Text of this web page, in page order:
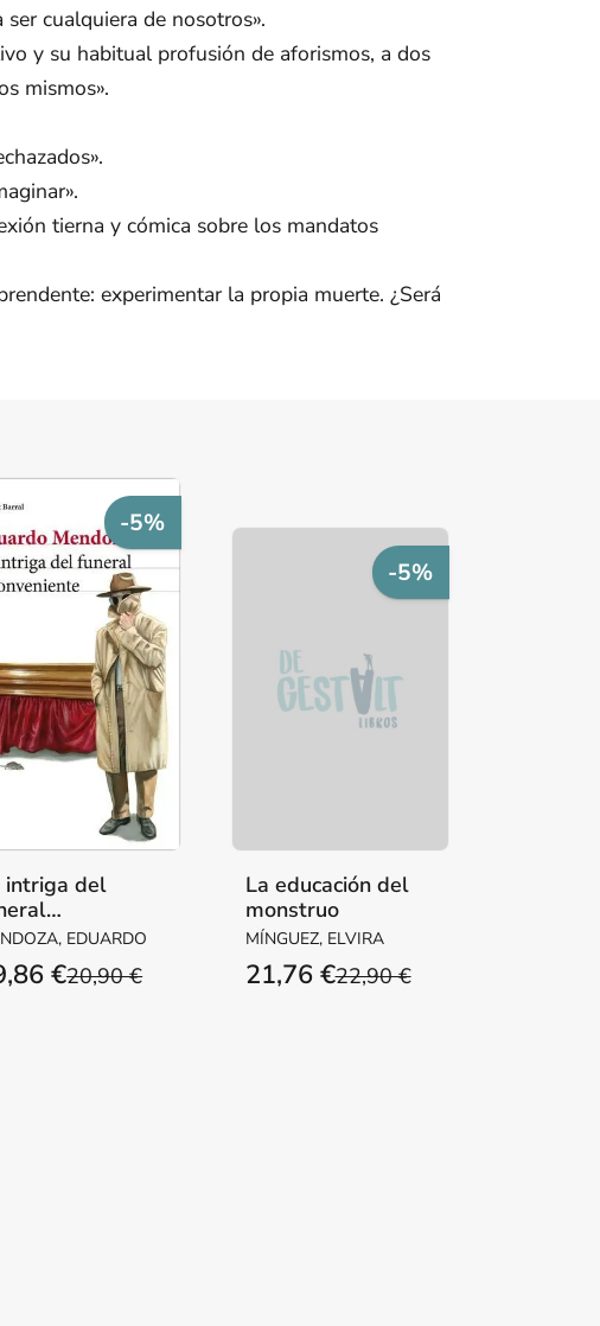
cualquiera de nosotros».
y su habitual profusión de aforismos, a dos
mismos».
tierna y cómica sobre los mandatos
experimentar la propia muerte. ¿Será
-5%
intriga del
EDUARDO
20,90 €
€
-5%
La educación del
monstruo
MÍNGUEZ, ELVIRA
22,90 €
21,76 €